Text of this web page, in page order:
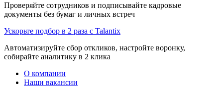
Проверяйте сотрудников и подписывайте кадровые
документы без бумаг и личных встреч
Ускорьте подбор в 2 раза с Talantix
Автоматизируйте сбор откликов, настройте воронку,
собирайте аналитику в 2 клика
О компании
Наши вакансии